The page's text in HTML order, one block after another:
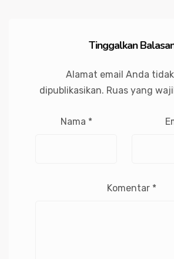
Tinggalkan
Alamat email Anda
dipublikasikan. Ruas yang
Nama *
Komentar *